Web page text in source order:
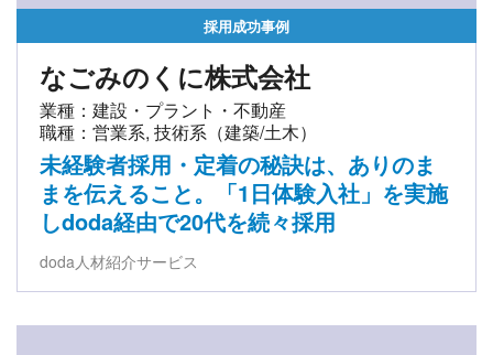
採用成功事例
なごみのくに株式会社
業種：建設・プラント・不動産
職種：営業系, 技術系（建築/土木）
未経験者採用・定着の秘訣は、ありのま
まを伝えること。「1日体験入社」を実施
しdoda経由で20代を続々採用
doda人材紹介サービス